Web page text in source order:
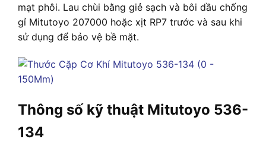
mạt phôi. Lau chùi bằng giẻ sạch và bôi dầu chống
gỉ Mitutoyo 207000 hoặc xịt RP7 trước và sau khi
sử dụng để bảo vệ bề mặt.
Thông số kỹ thuật Mitutoyo 536-
134